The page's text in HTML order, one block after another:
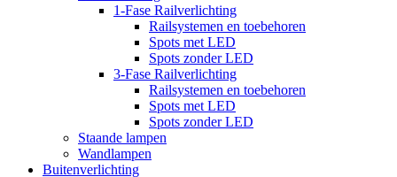
1-Fase Railverlichting
Railsystemen en toebehoren
Spots met LED
Spots zonder LED
3-Fase Railverlichting
Railsystemen en toebehoren
Spots met LED
Spots zonder LED
Staande lampen
Wandlampen
Buitenverlichting